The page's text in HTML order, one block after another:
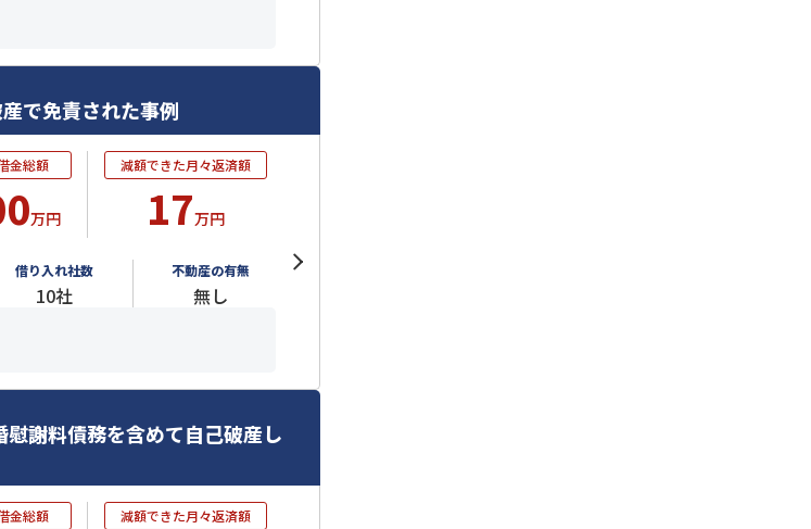
で免責された事例
金総額
万円
減額できた月々返済額
17万円
借り入れ社数
10社
不動産の有無
無し
慰謝料債務を含めて自己破産し
金総額 減額できた月々返済額